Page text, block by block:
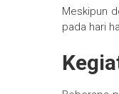
Meskipun
pada hari